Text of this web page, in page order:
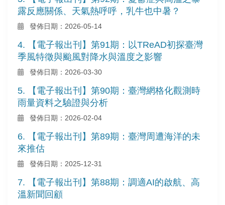
露反應關係、天氣熱呼呼，乳牛也中暑？
發佈日期：2026-05-14
4. 【電子報出刊】第91期：以TReAD初探臺灣
季風特徵與颱風對降水與溫度之影響
發佈日期：2026-03-30
5. 【電子報出刊】第90期：臺灣網格化觀測時
雨量資料之驗證與分析
發佈日期：2026-02-04
6. 【電子報出刊】第89期：臺灣周遭海洋的未
來推估
發佈日期：2025-12-31
7. 【電子報出刊】第88期：調適AI的啟航、高
溫新聞回顧